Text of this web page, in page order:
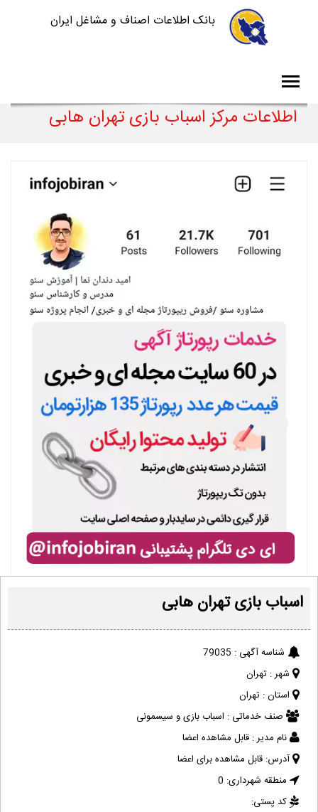
بانک اطلاعات اصناف و مشاغل ایران
اطلاعات مرکز اسباب بازی تهران هابی
اسباب بازی تهران هابی
شناسه آگهی : 79035
شهر : تهران
استان : تهران
صنف خدماتی : اسباب بازی و سیسمونی
نام مدیر : قابل مشاهده اعضا
آدرس: قابل مشاهده برای اعضا
منطقه شهرداری: 0
کد پستی: